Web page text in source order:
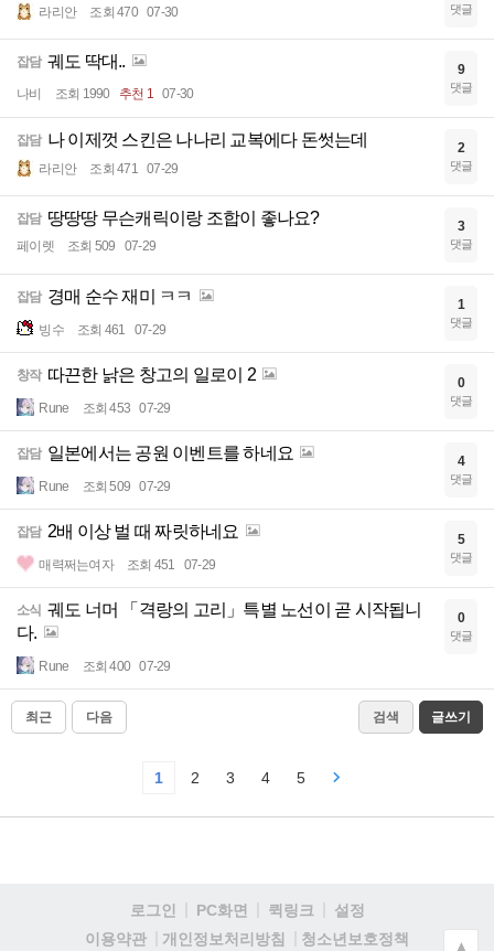
라리안 조회 470 07-30 댓글
잡담 궤도 딱대..
나비 조회 1990 추천 1 07-30
9
댓글
잡담 나 이제껏 스킨은 나나리 교복에다 돈썻는데
라리안 조회 471 07-29
2
댓글
잡담 땅땅땅 무슨캐릭이랑 조합이 좋나요?
페이렛 조회 509 07-29
3
댓글
잡담 경매 순수 재미 ㅋㅋ
빙수 조회 461 07-29
1
댓글
창작 따끈한 낡은 창고의 일로이 2
Rune 조회 453 07-29
0
댓글
잡담 일본에서는 공원 이벤트를 하네요
Rune 조회 509 07-29
4
댓글
잡담 2배 이상 벌 때 짜릿하네요
매력쩌는여자 조회 451 07-29
5
댓글
소식 궤도 너머 「격랑의 고리」특별 노선이 곧 시작됩니
다.
Rune 조회 400 07-29
0
댓글
최근 다음 검색 글쓰기
1 2 3 4 5
로그인 PC화면 퀵링크
설정
이용약관
개인정보처리방침
청소년보호정책
▲